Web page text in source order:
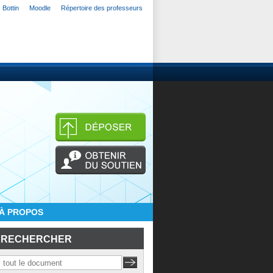
Bottin Moodle Répertoire des professeurs
PROPOS
RECHERCHER